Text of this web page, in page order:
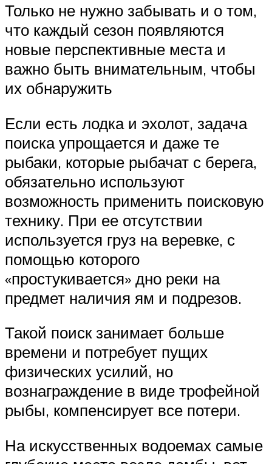
Только не нужно забывать и о том,
что каждый сезон появляются
новые перспективные места и
важно быть внимательным, чтобы
их обнаружить
Если есть лодка и эхолот, задача
поиска упрощается и даже те
рыбаки, которые рыбачат с берега,
обязательно используют
возможность применить поисковую
технику. При ее отсутствии
используется груз на веревке, с
помощью которого
«простукивается» дно реки на
предмет наличия ям и подрезов.
Такой поиск занимает больше
времени и потребует пущих
физических усилий, но
вознаграждение в виде трофейной
рыбы, компенсирует все потери.
На искусственных водоемах самые